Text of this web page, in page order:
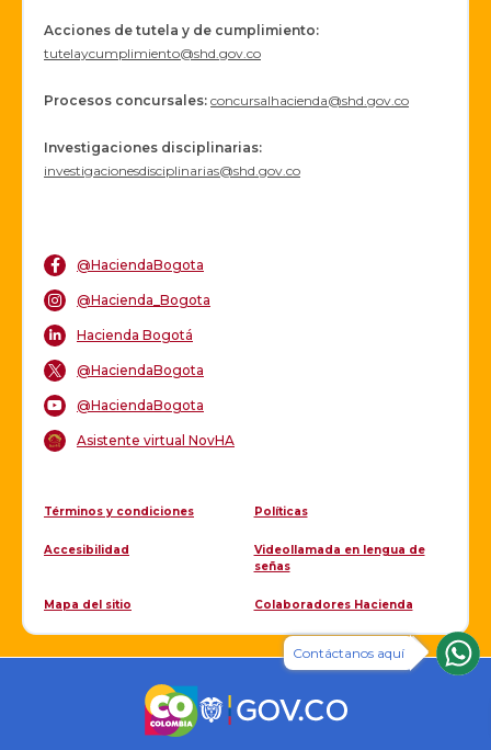
Acciones de tutela y de cumplimiento:
tutelaycumplimiento@shd.gov.co
Procesos concursales: concursalhacienda@shd.gov.co
Investigaciones disciplinarias:
investigacionesdisciplinarias@shd.gov.co
@HaciendaBogota
@Hacienda_Bogota
Hacienda Bogotá
@HaciendaBogota
@HaciendaBogota
Asistente virtual NovHA
Términos y condiciones Políticas
Accesibilidad
Videollamada en lengua de
señas
Mapa del sitio Colaboradores Hacienda
Contáctanos aquí